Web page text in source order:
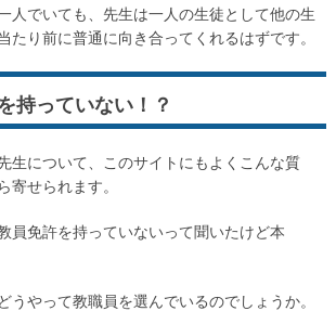
人でいても、先生は一人の生徒として他の生
たり前に普通に向き合ってくれるはずです。
持っていない！？
生について、このサイトにもよくこんな質
寄せられます。
員免許を持っていないって聞いたけど本
うやって教職員を選んでいるのでしょうか。